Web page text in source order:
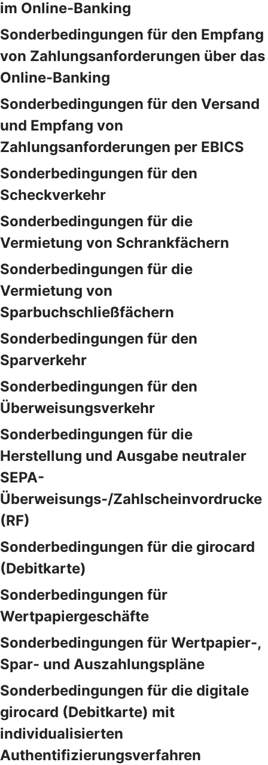
im Online-Banking
Sonderbedingungen für den Empfang
von Zahlungsanforderungen über das
Online-Banking
Sonderbedingungen für den Versand
und Empfang von
Zahlungsanforderungen per EBICS
Sonderbedingungen für den
Scheckverkehr
Sonderbedingungen für die
Vermietung von Schrankfächern
Sonderbedingungen für die
Vermietung von
Sparbuchschließfächern
Sonderbedingungen für den
Sparverkehr
Sonderbedingungen für den
Überweisungsverkehr
Sonderbedingungen für die
Herstellung und Ausgabe neutraler
SEPA-
Überweisungs-/Zahlscheinvordrucke
(RF)
Sonderbedingungen für die girocard
(Debitkarte)
Sonderbedingungen für
Wertpapiergeschäfte
Sonderbedingungen für Wertpapier-,
Spar- und Auszahlungspläne
Sonderbedingungen für die digitale
girocard (Debitkarte) mit
individualisierten
Authentifizierungsverfahren